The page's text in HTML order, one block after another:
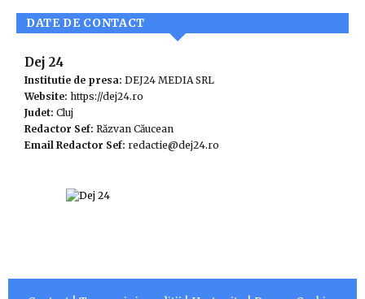
DATE DE CONTACT
Dej 24
Institutie de presa: DEJ24 MEDIA SRL
Website: https://dej24.ro
Judet: Cluj
Redactor Sef: Răzvan Căucean
Email Redactor Sef: redactie@dej24.ro